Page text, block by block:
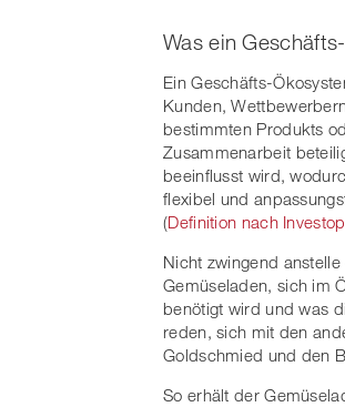
Was ein
Ein Geschäfts-
Kunden,
bestimmten Produkts
Zusammenarbeit
beeinflusst wird,
flexibel und
(Definition nach
Nicht zwingend
Gemüseladen, sich im
benötigt wird und was
reden, sich mit den
Goldschmied und den
So erhält der